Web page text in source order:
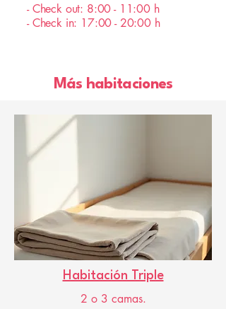
- Check out: 8:00 - 11:00 h
- Check in: 17:00 - 20:00 h
Más habitaciones
Habitación Triple
2 o 3 camas.